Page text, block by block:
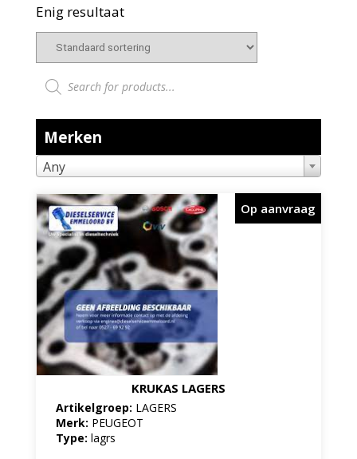
Enig resultaat
Producten zoeken
Merken
Any
KRUKAS LAGERS
Artikelgroep: LAGERS
Merk: PEUGEOT
Type: lagrs
Op aanvraag